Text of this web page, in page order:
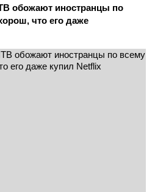
обожают иностранцы по
что его даже